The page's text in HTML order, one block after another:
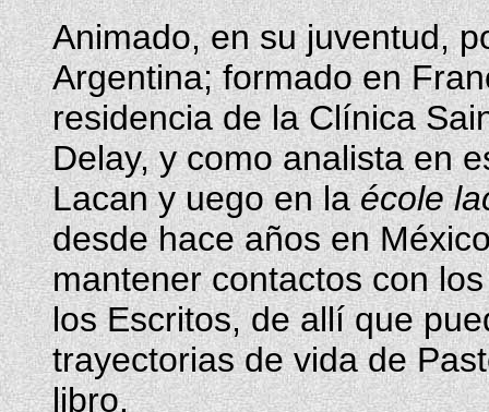
Animado, en su juventud,
Argentina; formado en
residencia de la Clínica
Delay, y como analista en
Lacan y uego en laécole
desde hace años en
mantener contactos con
los Escritos, de allí que
trayectorias de vida de
libro.